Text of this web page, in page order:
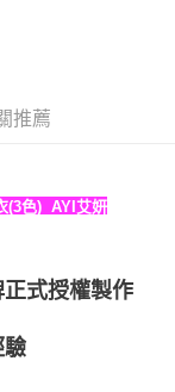
推薦
(3色) AYI艾妍
式授權製作
驗